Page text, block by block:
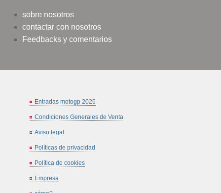
sobre nosotros
contactar con nosotros
Feedbacks y comentarios
Entradas motogp 2026
Condiciones Generales de Venta
Aviso legal
Políticas de privacidad
Política de cookies
Empresa